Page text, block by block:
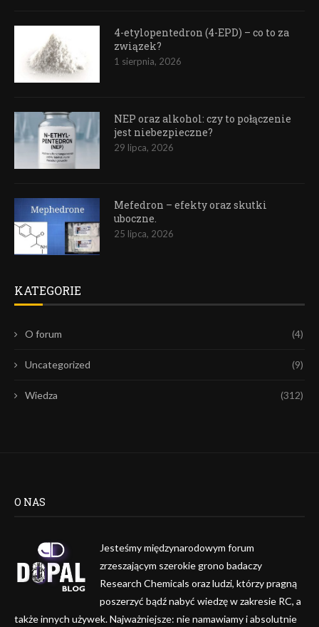
4-etylopentedron (4-EPD) – co to za
związek?
1 sierpnia, 2026
NEP oraz alkohol: czy to połączenie
jest niebezpieczne?
29 lipca, 2026
Mefedron – efekty oraz skutki
uboczne.
25 lipca, 2026
KATEGORIE
O forum (4)
Uncategorized (9)
Wiedza (312)
O NAS
Jesteśmy międzynarodowym forum
zrzeszającym szerokie grono badaczy
Research Chemicals oraz ludzi, którzy pragną
poszerzyć bądź nabyć wiedzę w zakresie RC, a
także innych używek. Najważniejsze: nie namawiamy i absolutnie